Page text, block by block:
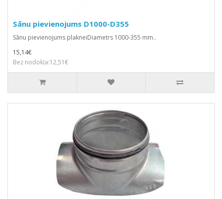
Sānu pievienojums D1000-D355
Sānu pievienojums plakneiDiametrs 1000-355 mm..
15,14€
Bez nodokļa:12,51€